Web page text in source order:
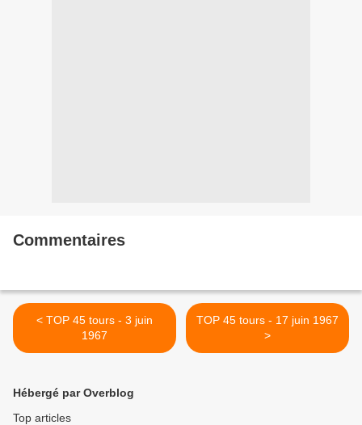
Commentaires
< TOP 45 tours - 3 juin
1967
TOP 45 tours - 17 juin 1967
>
Hébergé par Overblog
Top articles